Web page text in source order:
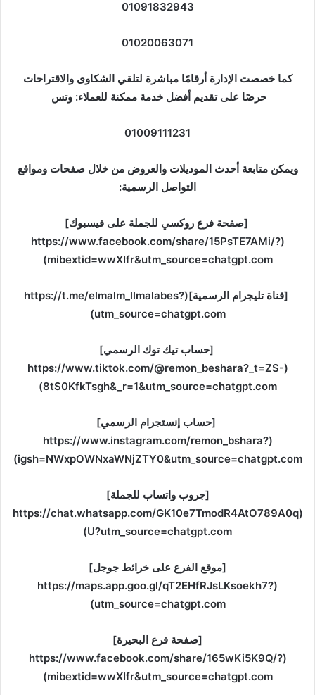
01091832943
01020063071
كما خصصت الإدارة أرقامًا مباشرة لتلقي الشكاوى والاقتراحات
حرصًا على تقديم أفضل خدمة ممكنة للعملاء: وتس
01009111231
ويمكن متابعة أحدث الموديلات والعروض من خلال صفحات ومواقع
التواصل الرسمية:
[صفحة فرع روكسي للجملة على فيسبوك]
(https://www.facebook.com/share/15PsTE7AMi/?
mibextid=wwXIfr&utm_source=chatgpt.com)
[قناة تليجرام الرسمية](https://t.me/elmalm_llmalabes?
utm_source=chatgpt.com)
[حساب تيك توك الرسمي]
(https://www.tiktok.com/@remon_beshara?_t=ZS-
8tS0KfkTsgh&_r=1&utm_source=chatgpt.com)
[حساب إنستجرام الرسمي]
(https://www.instagram.com/remon_bshara?
igsh=NWxpOWNxaWNjZTY0&utm_source=chatgpt.com)
[جروب واتساب للجملة]
(https://chat.whatsapp.com/GK10e7TmodR4AtO789A0q
U?utm_source=chatgpt.com)
[موقع الفرع على خرائط جوجل]
(https://maps.app.goo.gl/qT2EHfRJsLKsoekh7?
utm_source=chatgpt.com)
[صفحة فرع البحيرة]
(https://www.facebook.com/share/165wKi5K9Q/?
mibextid=wwXIfr&utm_source=chatgpt.com)